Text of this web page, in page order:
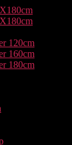
120cm
160cm
180cm